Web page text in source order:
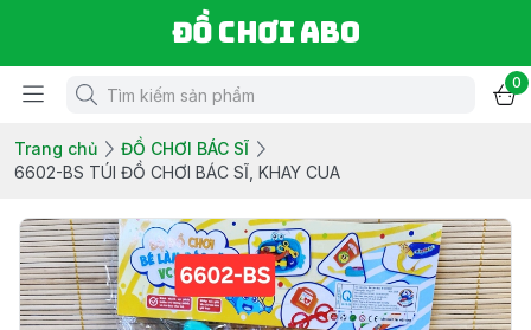
Đồ chơi ABO
0
Trang chủ
ĐỒ CHƠI BÁC SĨ
6602-BS TÚI ĐỒ CHƠI BÁC SĨ, KHAY CUA